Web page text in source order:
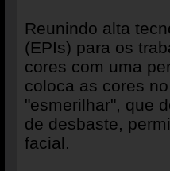
Reunindo alta
(EPIs) para os
cores com uma
coloca as cores
"esmerilhar", que
de desbaste,
facial.